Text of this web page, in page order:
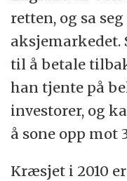
retten, og sa
aksjemarkedet.
til å betale
han tjente på
investorer, og
å sone opp mot
Kræsjet i 2010